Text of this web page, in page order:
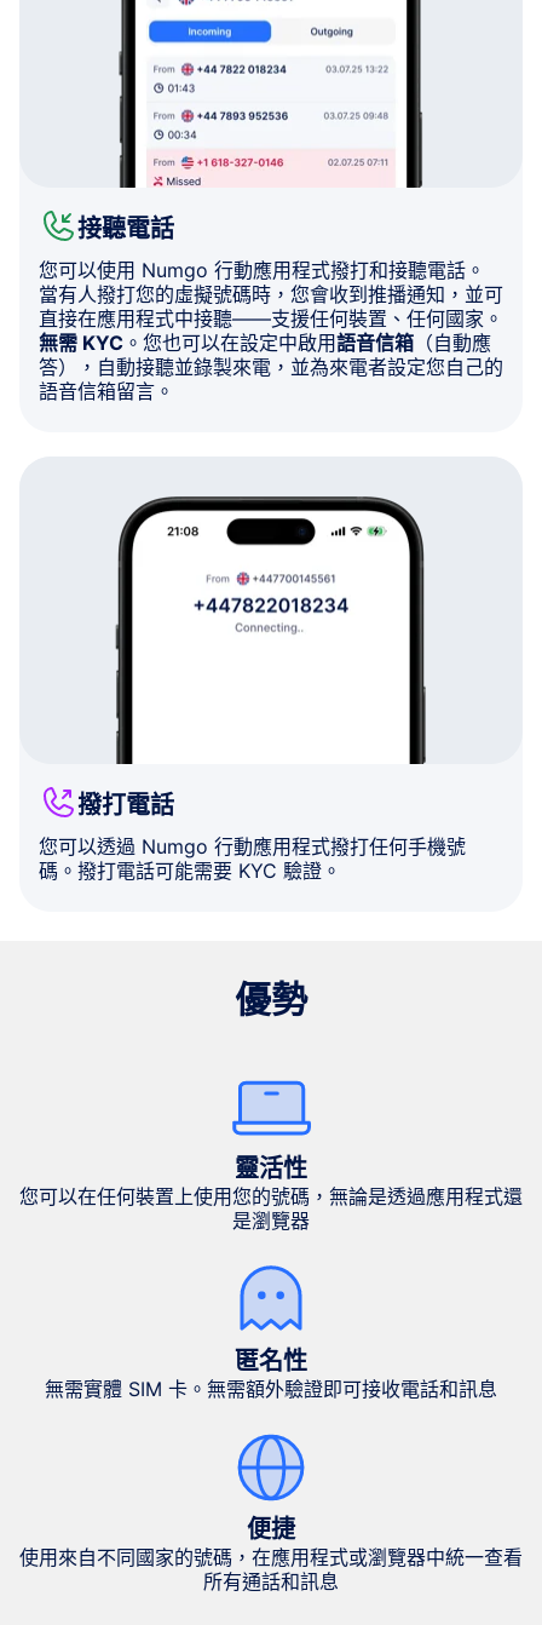
接聽電話
您可以使用 Numgo 行動應用程式撥打和接聽電話。
當有人撥打您的虛擬號碼時，您會收到推播通知，並可
直接在應用程式中接聽——支援任何裝置、任何國家。
無需 KYC 。您也可以在設定中啟用語音信箱 （自動應
答），自動接聽並錄製來電，並為來電者設定您自己的
語音信箱留言。
撥打電話
您可以透過 Numgo 行動應用程式撥打任何手機號
碼。撥打電話可能需要 KYC 驗證。
優勢
靈活性
您可以在任何裝置上使用您的號碼，無論是透過應用程式還
是瀏覽器
匿名性
無需實體 SIM 卡。無需額外驗證即可接收電話和訊息
便捷
使用來自不同國家的號碼，在應用程式或瀏覽器中統一查看
所有通話和訊息